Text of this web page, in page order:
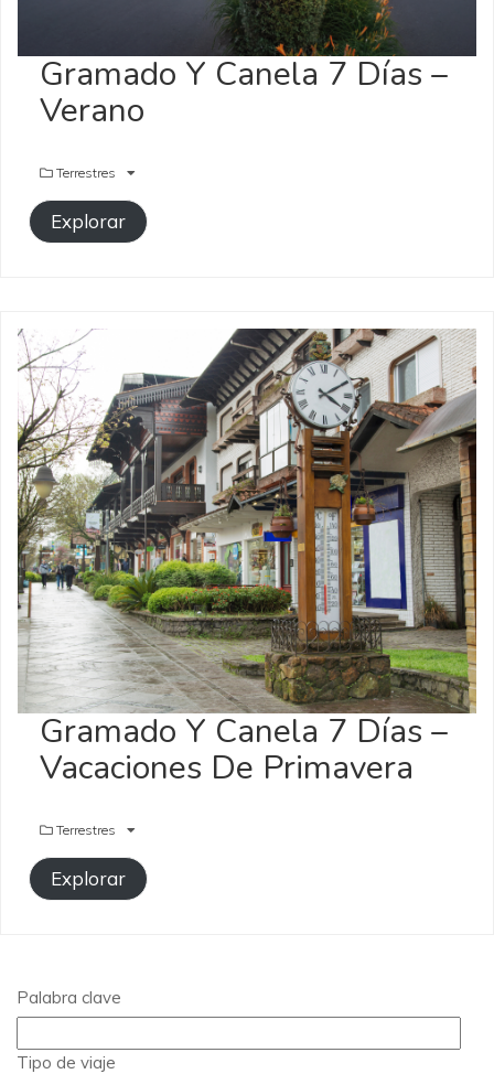
Gramado Y Canela 7 Días –
Verano
Terrestres
Explorar
Gramado Y Canela 7 Días –
Vacaciones De Primavera
Terrestres
Explorar
Palabra clave
Tipo de viaje